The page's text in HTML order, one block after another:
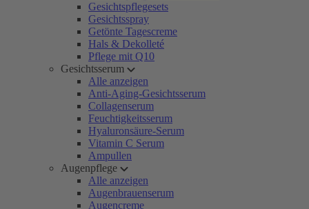
Gesichtspflegesets
Gesichtsspray
Getönte Tagescreme
Hals & Dekolleté
Pflege mit Q10
Gesichtsserum
Alle anzeigen
Anti-Aging-Gesichtsserum
Collagenserum
Feuchtigkeitsserum
Hyaluronsäure-Serum
Vitamin C Serum
Ampullen
Augenpflege
Alle anzeigen
Augenbrauenserum
Augencreme